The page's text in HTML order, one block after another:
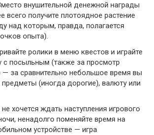
внушительной денежной награды
всего получите плотоядное растение
над которым, правда, полагается
опыта).
ролики в меню квестов и играйте
с посыльным (также за просмотр
— за сравнительно небольшое время вы
предметы (иногда дорогие), валюту или
хочется ждать наступления игрового
ненадолго поменяйте время на
устройстве — игра